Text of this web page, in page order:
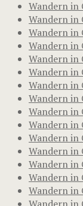
Wandern in
Wandern in
Wandern in
Wandern in
Wandern in
Wandern in
Wandern in
Wandern
Wandern in
Wandern in
Wandern in
Wandern in
Wandern in
Wandern in
Wandern in